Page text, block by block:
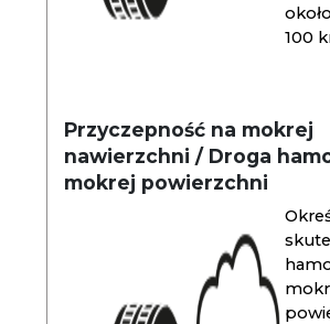
100
Przyczepność na mokrej
nawierzchni / Droga
mokrej powierzchni